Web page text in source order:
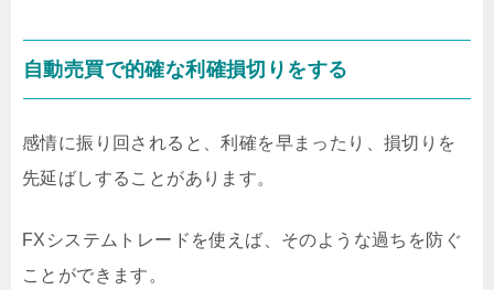
自動売買で的確な利確損切りをする
感情に振り回されると、利確を早まったり、損切りを
先延ばしすることがあります。
FXシステムトレードを使えば、そのような過ちを防ぐ
ことができます。